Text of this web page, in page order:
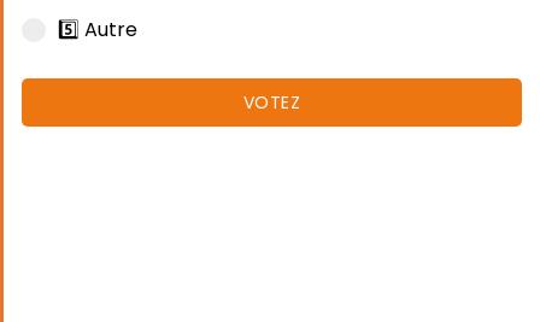
5️⃣ Autre
VOTEZ